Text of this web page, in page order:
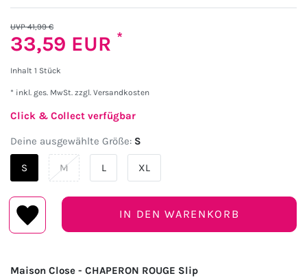
UVP 41,99 €
33,59 EUR *
Inhalt 1 Stück
* inkl. ges. MwSt. zzgl. Versandkosten
Click & Collect verfügbar
Deine ausgewählte Größe: S
S M L XL
IN DEN WARENKORB
Maison Close - CHAPERON ROUGE Slip